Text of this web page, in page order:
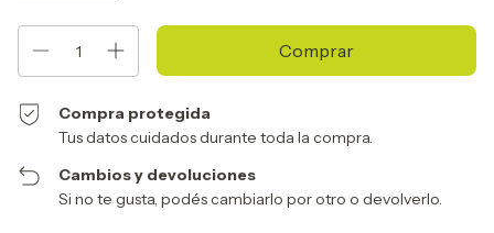
Compra protegida
Tus datos cuidados durante toda la compra.
Cambios y devoluciones
Si no te gusta, podés cambiarlo por otro o devolverlo.